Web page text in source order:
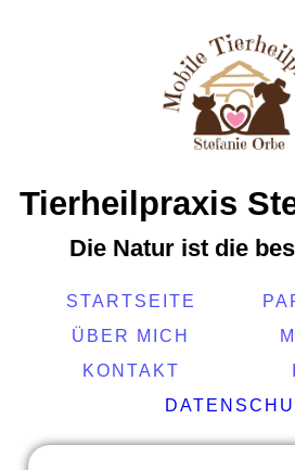
Tierheilpraxis
Die Natur ist die
STARTSEITE
ÜBER MICH
KONTAKT